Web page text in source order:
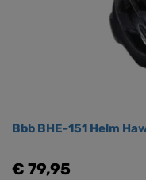
Bbb BHE-151 Helm
€ 79,95